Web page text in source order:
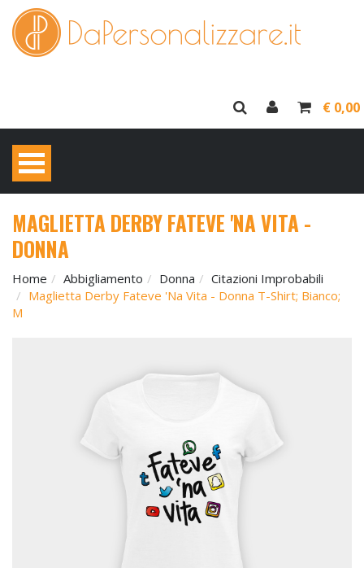
€ 0,00
MAGLIETTA DERBY FATEVE 'NA VITA -
DONNA
Home Abbigliamento Donna
Citazioni Improbabili
Maglietta Derby Fateve 'na Vita - Donna T-Shirt; Bianco;
M